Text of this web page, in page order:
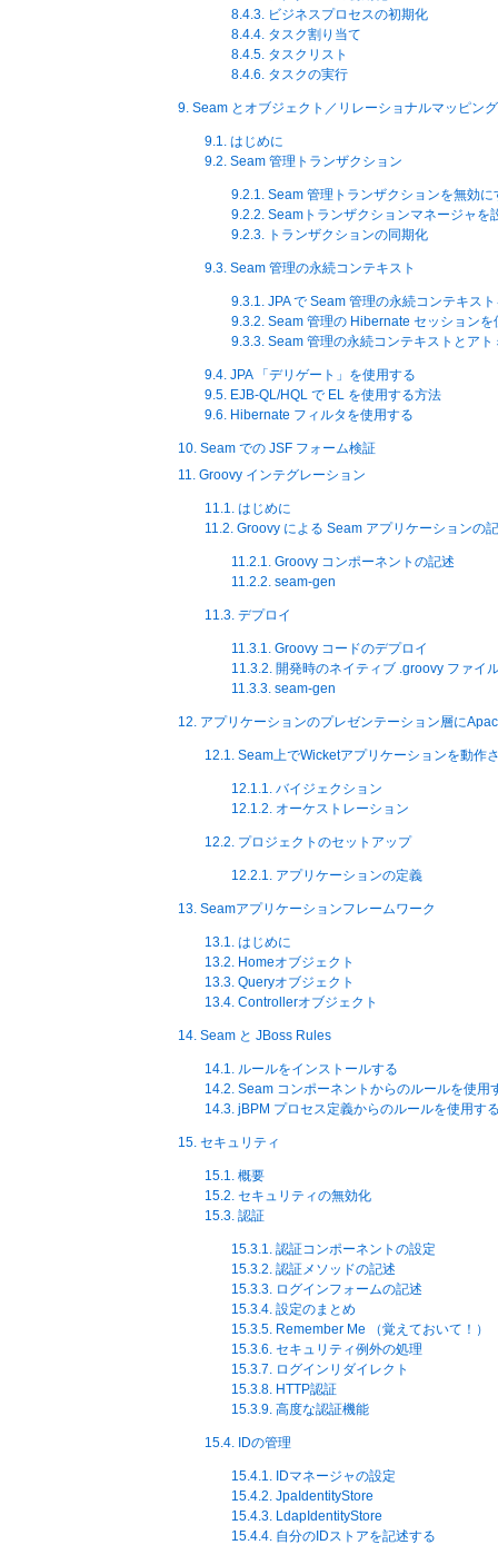
8.4.3. ビジネスプロセスの初期化
8.4.4. タスク割り当て
8.4.5. タスクリスト
8.4.6. タスクの実行
9. Seam とオブジェクト／リレーショナルマッピング
9.1. はじめに
9.2. Seam 管理トランザクション
9.2.1. Seam 管理トランザクションを無効に
9.2.2. Seamトランザクションマネージャを
9.2.3. トランザクションの同期化
9.3. Seam 管理の永続コンテキスト
9.3.1. JPA で Seam 管理の永続コンテキス
9.3.2. Seam 管理の Hibernate セッションを
9.3.3. Seam 管理の永続コンテキストとアト
9.4. JPA 「デリゲート」を使用する
9.5. EJB-QL/HQL で EL を使用する方法
9.6. Hibernate フィルタを使用する
10. Seam での JSF フォーム検証
11. Groovy インテグレーション
11.1. はじめに
11.2. Groovy による Seam アプリケーションの
11.2.1. Groovy コンポーネントの記述
11.2.2. seam-gen
11.3. デプロイ
11.3.1. Groovy コードのデプロイ
11.3.2. 開発時のネイティブ .groovy ファイ
11.3.3. seam-gen
12. アプリケーションのプレゼンテーション層に
12.1. Seam上でWicketアプリケーションを動作
12.1.1. バイジェクション
12.1.2. オーケストレーション
12.2. プロジェクトのセットアップ
12.2.1. アプリケーションの定義
13. Seamアプリケーションフレームワーク
13.1. はじめに
13.2. Homeオブジェクト
13.3. Queryオブジェクト
13.4. Controllerオブジェクト
14. Seam と JBoss Rules
14.1. ルールをインストールする
14.2. Seam コンポーネントからのルールを使用
14.3. jBPM プロセス定義からのルールを使用す
15. セキュリティ
15.1. 概要
15.2. セキュリティの無効化
15.3. 認証
15.3.1. 認証コンポーネントの設定
15.3.2. 認証メソッドの記述
15.3.3. ログインフォームの記述
15.3.4. 設定のまとめ
15.3.5. Remember Me （覚えておいて！）
15.3.6. セキュリティ例外の処理
15.3.7. ログインリダイレクト
15.3.8. HTTP認証
15.3.9. 高度な認証機能
15.4. IDの管理
15.4.1. IDマネージャの設定
15.4.2. JpaIdentityStore
15.4.3. LdapIdentityStore
15.4.4. 自分のIDストアを記述する